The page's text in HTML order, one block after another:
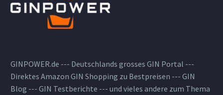
GINPOWER.de --- Deutschlands grosses GIN Portal ---
Direktes Amazon GIN Shopping zu Bestpreisen --- GIN
Blog --- GIN Testberichte --- und vieles andere zum Thema